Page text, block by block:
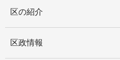
区の紹介
区政情報